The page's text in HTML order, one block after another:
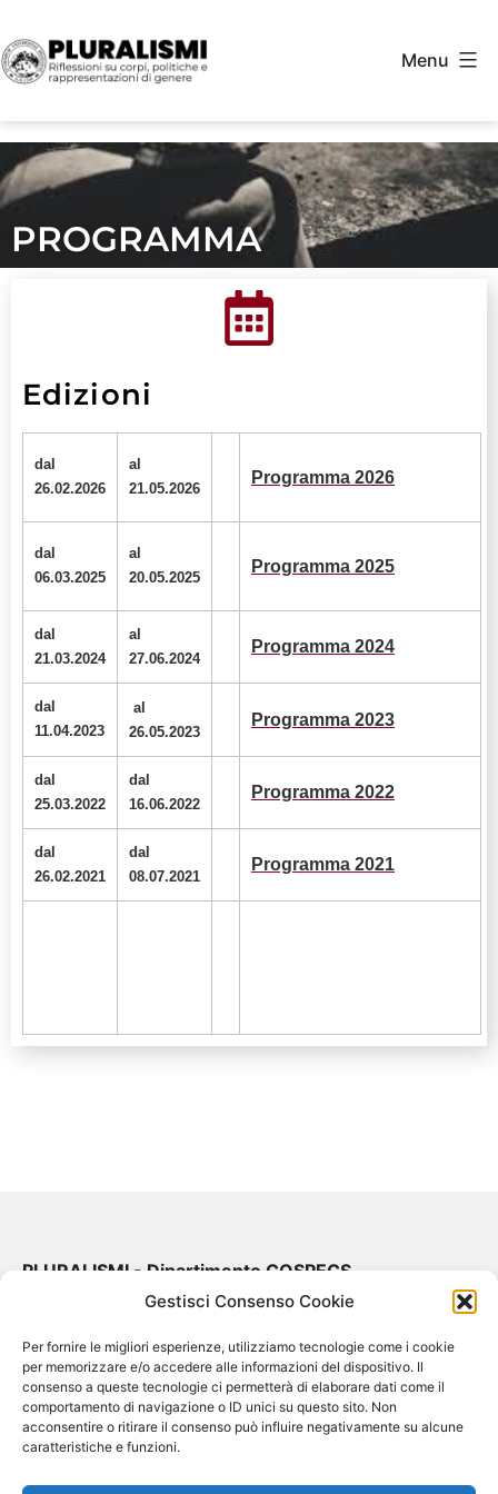
Gestisci Consenso Cookie
Per fornire le migliori esperienze, utilizziamo tecnologie come i cookie
per memorizzare e/o accedere alle informazioni del dispositivo. Il
consenso a queste tecnologie ci permetterà di elaborare dati come il
comportamento di navigazione o ID unici su questo sito. Non
acconsentire o ritirare il consenso può influire negativamente su alcune
caratteristiche e funzioni.
Menu
PROGRAMMA
Edizioni
dal
26.02.2026
al
21.05.2026
Programma 2026
dal
06.03.2025
al
20.05.2025
Programma 2025
dal
21.03.2024
al
27.06.2024
Programma 2024
dal
11.04.2023
al
26.05.2023
Programma 2023
dal
25.03.2022
dal
16.06.2022
Programma 2022
dal
26.02.2021
dal
08.07.2021
Programma 2021
PLURALISMI - Dipartimento COSPECS